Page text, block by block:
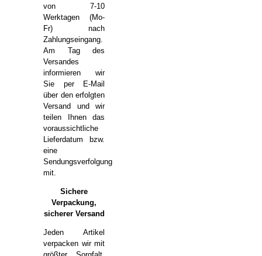
von 7-10
Werktagen (Mo-
Fr) nach
Zahlungseingang.
Am Tag des
Versandes
informieren wir
Sie per E-Mail
über den erfolgten
Versand und wir
teilen Ihnen das
voraussichtliche
Lieferdatum bzw.
eine
Sendungsverfolgung
mit.
Sichere
Verpackung,
sicherer Versand
Jeden Artikel
verpacken wir mit